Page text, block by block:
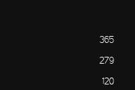
365
279
120